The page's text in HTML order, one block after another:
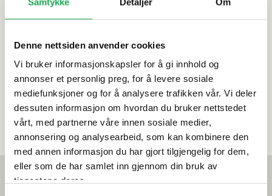
Denne nettsiden anvender cookies
Vi bruker informasjonskapsler for å gi innhold og
annonser et personlig preg, for å levere sosiale
mediefunksjoner og for å analysere trafikken vår. Vi deler
dessuten informasjon om hvordan du bruker nettstedet
vårt, med partnerne våre innen sosiale medier,
annonsering og analysearbeid, som kan kombinere den
med annen informasjon du har gjort tilgjengelig for dem,
eller som de har samlet inn gjennom din bruk av
tjenestene deres.
Brekkjern 190 mm
Karakter: 4.0 av 5 mulige
155,–
På nettlager: 25
På lager i 15 butikker
Mest lest akkurat nå